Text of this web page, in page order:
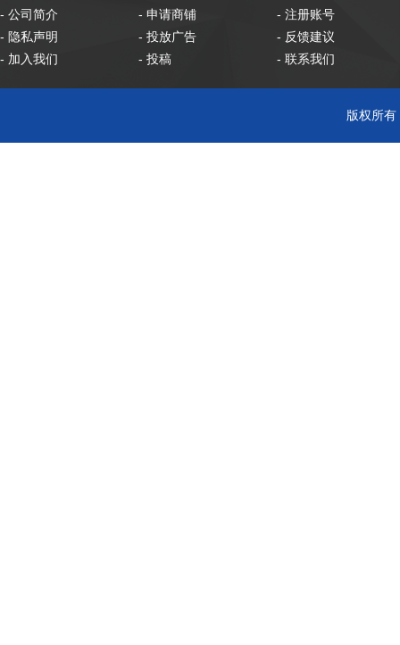
- 公司简介
- 隐私声明
- 加入我们
- 申请商铺
- 投放广告
- 投稿
- 注册账号
- 反馈建议
- 联系我们
版权所